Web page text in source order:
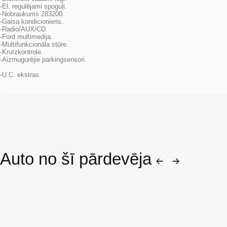
-El. regulējami spoguļi.
-Nobraukums 283200.
-Gaisa kondicionieris.
-Radio/AUX/CD.
-Ford multimedija.
-Multifunkcionāla stūre.
-Kruīzkontrole.
-Aizmugurējie parkingsensori.
-U.C. ekstras.
Auto no šī pārdevēja